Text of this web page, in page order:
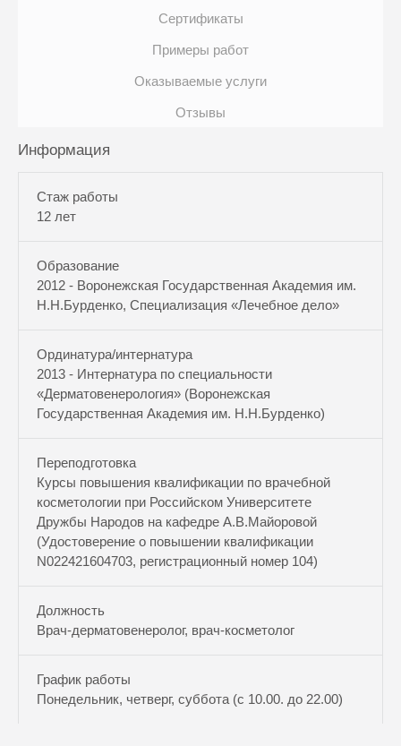
Сертификаты
Примеры работ
Оказываемые услуги
Отзывы
Информация
Стаж работы
12 лет
Образование
2012 - Воронежская Государственная Академия им.
Н.Н.Бурденко, Специализация «Лечебное дело»
Ординатура/интернатура
2013 - Интернатура по специальности
«Дерматовенерология» (Воронежская
Государственная Академия им. Н.Н.Бурденко)
Переподготовка
Курсы повышения квалификации по врачебной
косметологии при Российском Университете
Дружбы Народов на кафедре А.В.Майоровой
(Удостоверение о повышении квалификации
N022421604703, регистрационный номер 104)
Должность
Врач-дерматовенеролог, врач-косметолог
График работы
Понедельник, четверг, суббота (с 10.00. до 22.00)